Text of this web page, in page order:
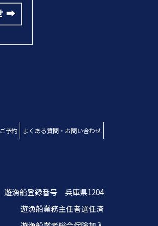
ご予約 よくある質問・お問い合わせ
遊漁船登録番号 兵庫県1204
遊漁船業務主任者選任済